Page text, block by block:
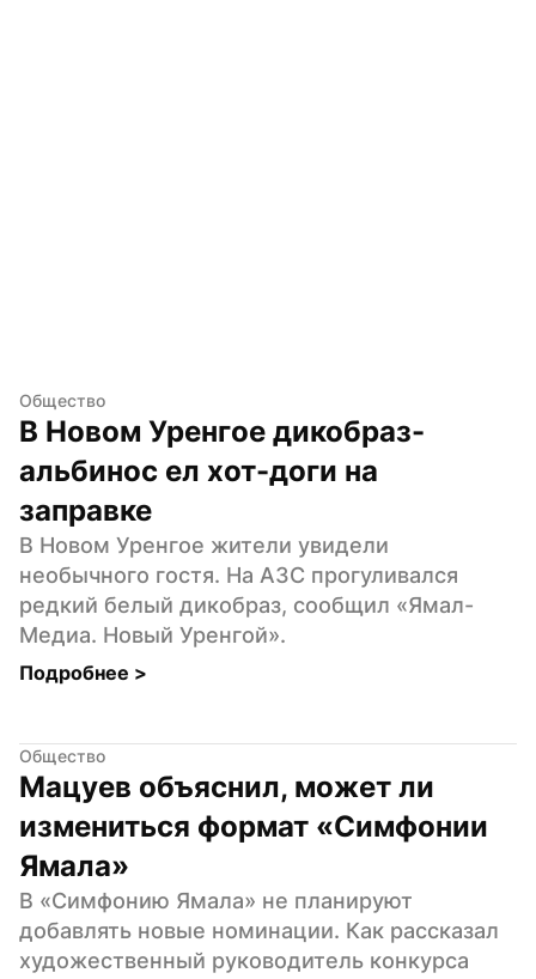
Общество
В Новом Уренгое дикобраз-
альбинос ел хот-доги на
заправке
В Новом Уренгое жители увидели
необычного гостя. На АЗС прогуливался
редкий белый дикобраз, сообщил «Ямал-
Медиа. Новый Уренгой».
Подробнее >
Общество
Мацуев объяснил, может ли
измениться формат «Симфонии
Ямала»
В «Симфонию Ямала» не планируют
добавлять новые номинации. Как рассказал
художественный руководитель конкурса